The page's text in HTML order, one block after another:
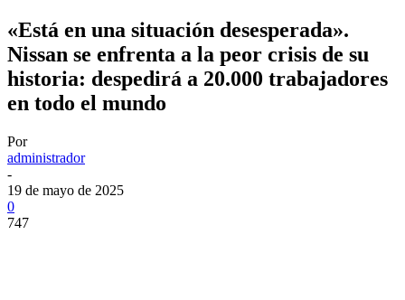
«Está en una situación desesperada».
Nissan se enfrenta a la peor crisis de su
historia: despedirá a 20.000 trabajadores
en todo el mundo
Por
administrador
-
19 de mayo de 2025
0
747